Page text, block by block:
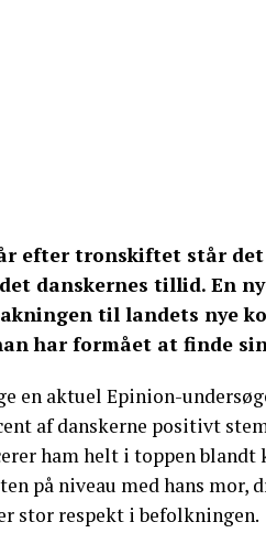
efter tronskiftet står
danskernes tillid. En
til landets nye
har formået at finde
en aktuel Epinion-
af danskerne positivt
ham helt i toppen blandt
på niveau med hans mor,
stor respekt i befolkningen.